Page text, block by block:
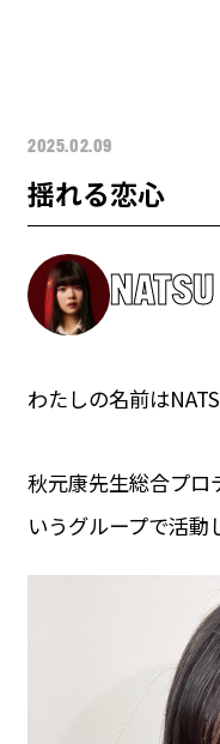
2025.02.09
揺れる恋心
NATSU
わたしの名前は
秋元康先生総合プロ
いうグループで活動